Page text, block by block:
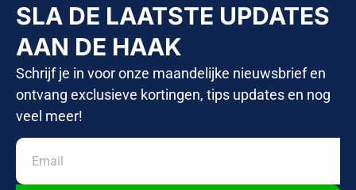
SLA DE LAATSTE UPDATES
AAN DE HAAK
Schrijf je in voor onze maandelijke nieuwsbrief en
ontvang exclusieve kortingen, tips updates en nog
veel meer!